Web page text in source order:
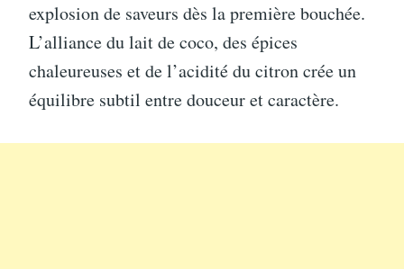
explosion de saveurs dès la première bouchée.
L’alliance du lait de coco, des épices
chaleureuses et de l’acidité du citron crée un
équilibre subtil entre douceur et caractère.